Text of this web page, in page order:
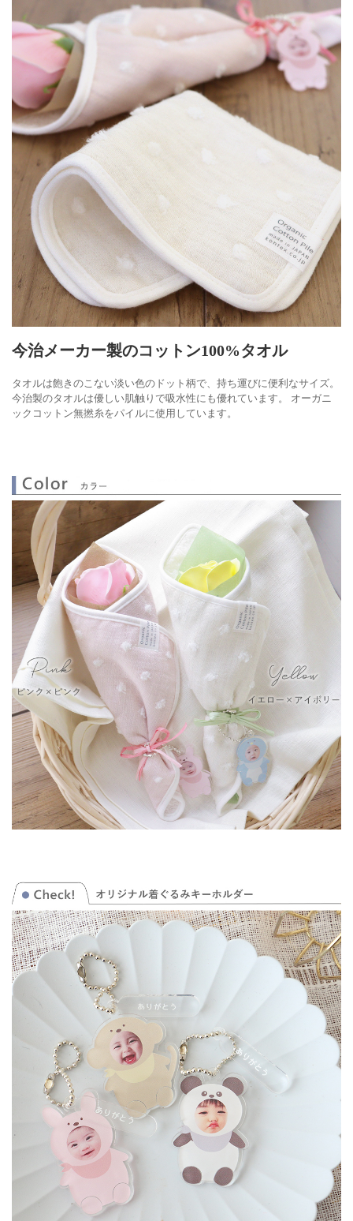
今治メーカー製のコットン100%タオル
タオルは飽きのこない淡い色のドット柄で、持ち運びに便利なサイズ。
今治製のタオルは優しい肌触りで吸水性にも優れています。
オーガニ
ックコットン無撚糸をパイルに使用しています。